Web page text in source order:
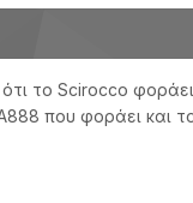
το Scirocco
που φοράει και